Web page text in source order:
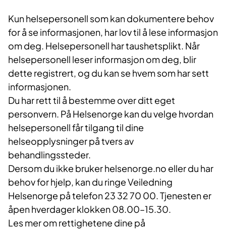
Kun helsepersonell som kan dokumentere behov
for å se informasjonen, har lov til å lese informasjon
om deg. Helsepersonell har taushetsplikt. Når
helsepersonell leser informasjon om deg, blir
dette registrert, og du kan se hvem som har sett
informasjonen.
Du har rett til å bestemme over ditt eget
personvern. På Helsenorge kan du velge hvordan
helsepersonell får tilgang til dine
helseopplysninger på tvers av
behandlingssteder.
Dersom du ikke bruker helsenorge.no eller du har
behov for hjelp, kan du ringe Veiledning
Helsenorge på telefon 23 32 70 00. Tjenesten er
åpen hverdager klokken 08.00–15.30.
Les mer om rettighetene dine på